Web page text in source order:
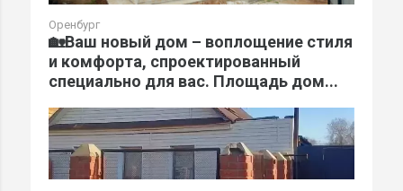
Оренбург
🏡Ваш новый дом – воплощение стиля
и комфорта, спроектированный
специально для вас. Площадь дом...